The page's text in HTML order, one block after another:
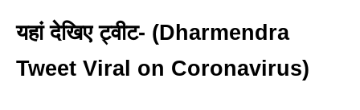
यहां देखिए ट्वीट- (Dharmendra
Tweet Viral on Coronavirus)